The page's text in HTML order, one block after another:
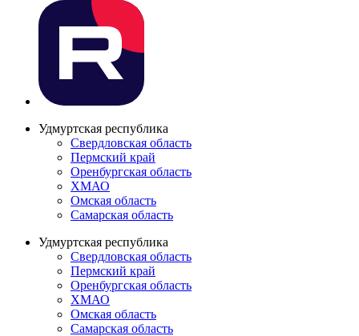
Удмуртская республика
Свердловская область
Пермский край
Оренбургская область
ХМАО
Омская область
Самарская область
Удмуртская республика
Свердловская область
Пермский край
Оренбургская область
ХМАО
Омская область
Самарская область